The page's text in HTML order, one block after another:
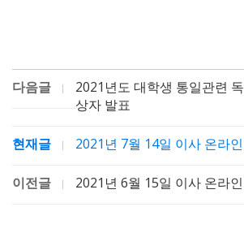
다음글
2021년도 대학생 통일관련
상자 발표
현재글 2021년 7월 14일 이사 온라
이전글 2021년 6월 15일 이사 온라